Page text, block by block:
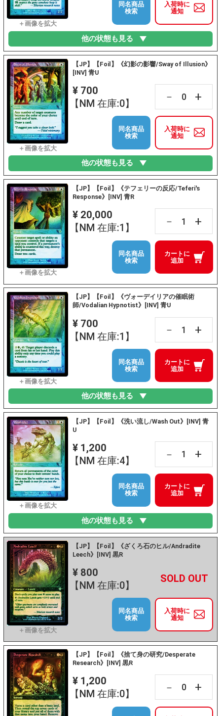
入荷時に
通知
同名商品
検索
他の状態も見る
【JP】【Foil】《幻影の影響/Sway of Illusion》
[INV] 青U
¥ 700
【NM 在庫:0】
－ +
入荷時に
通知
同名商品
検索
他の状態も見る
【JP】【Foil】《テフェリーの反応/Teferi's
Response》[INV] 青R
¥ 20,000
【NM 在庫:1】
－ +
カートに
追加
同名商品
検索
【JP】【Foil】《ヴォーデイリアの催眠術
師/Vodalian Hypnotist》[INV] 青U
¥ 700
【NM 在庫:1】
－ +
カートに
追加
同名商品
検索
他の状態も見る
【JP】【Foil】《洗い流し/Wash Out》[INV] 青
U
¥ 1,200
【NM 在庫:4】
－ +
カートに
追加
同名商品
検索
他の状態も見る
【JP】【Foil】《ざくろ石のヒル/Andradite
Leech》[INV] 黒R
¥ 800
【NM 在庫:0】
－ +
入荷時に
通知
同名商品
検索
【JP】【Foil】《捨て身の研究/Desperate
Research》[INV] 黒R
¥ 1,200
【NM 在庫:0】
－ +